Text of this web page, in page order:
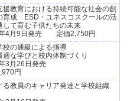
援教育における持続可能な社会の創
育成 ESD・ユネスコスクールの活
して育む子供たちの未来
4月9日発売 定価2,750円
校の通級による指導
適な学びと校内体制づくり
3月26日発売
円
る教員のキャリア発達と学校組織